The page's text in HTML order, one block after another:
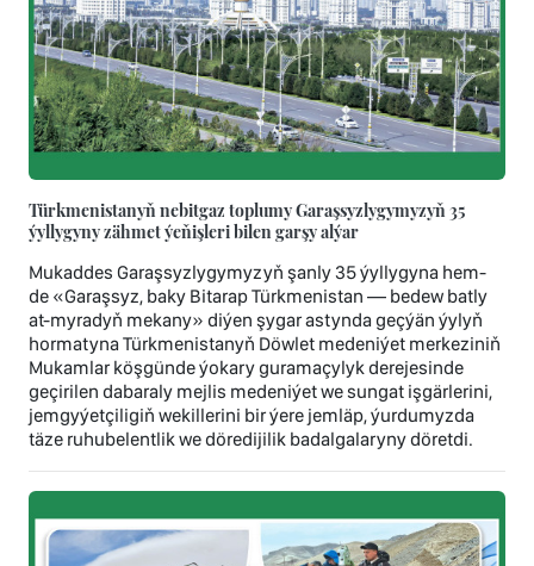
Türkmenistanyň nebitgaz toplumy Garaşsyzlygymyzyň 35
ýyllygyny zähmet ýeňişleri bilen garşy alýar
Mukaddes Garaşsyzlygymyzyň şanly 35 ýyllygyna hem-
de «Garaşsyz, baky Bitarap Türkmenistan — bedew batly
at-myradyň mekany» diýen şygar astynda geçýän ýylyň
hormatyna Türkmenistanyň Döwlet medeniýet merkeziniň
Mukamlar köşgünde ýokary guramaçylyk derejesinde
geçirilen dabaraly mejlis medeniýet we sungat işgärlerini,
jemgyýetçiligiň wekillerini bir ýere jemläp, ýurdumyzda
täze ruhubelentlik we döredijilik badalgalaryny döretdi.